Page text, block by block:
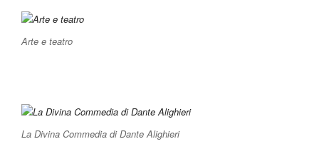
Arte e teatro
La Divina Commedia di Dante Alighieri